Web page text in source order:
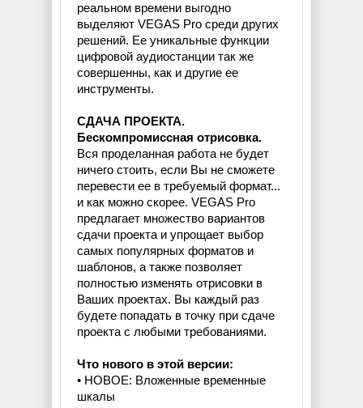
реальном времени выгодно
выделяют VEGAS Pro среди других
решений. Ее уникальные функции
цифровой аудиостанции так же
совершенны, как и другие ее
инструменты.
СДАЧА ПРОЕКТА.
Бескомпромиссная отрисовка.
Вся проделанная работа не будет
ничего стоить, если Вы не сможете
перевести ее в требуемый формат...
и как можно скорее. VEGAS Pro
предлагает множество вариантов
сдачи проекта и упрощает выбор
самых популярных форматов и
шаблонов, а также позволяет
полностью изменять отрисовки в
Ваших проектах. Вы каждый раз
будете попадать в точку при сдаче
проекта с любыми требованиями.
Что нового в этой версии:
• НОВОЕ: Вложенные временные
шкалы